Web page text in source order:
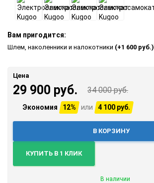
Вам пригодится:
Шлем, наколенники и налокотники (+1 600 руб.)
Цена
29 900 руб. 34 000 руб.
Экономия 12% или 4 100 руб.
В КОРЗИНУ
КУПИТЬ В 1 КЛИК
В наличии